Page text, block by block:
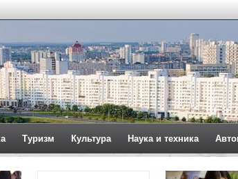
Туризм Культура Наука и техника